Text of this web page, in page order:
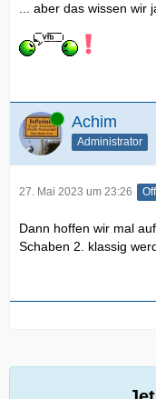
... aber das wissen wir
Online Achim
Administrator
27. Mai 2023 um 23:26
Dann hoffen wir mal
Schaben 2. klassig